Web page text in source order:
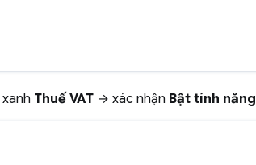
Thuế VAT → xác nhận Bật tính năng